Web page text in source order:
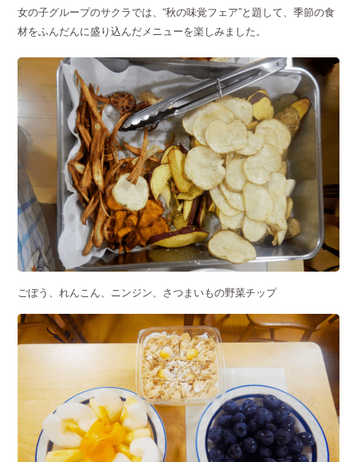
女の子グループのサクラでは、“秋の味覚フェア”と題して、季節の食
材をふんだんに盛り込んだメニューを楽しみました。
ごぼう、れんこん、ニンジン、さつまいもの野菜チップ